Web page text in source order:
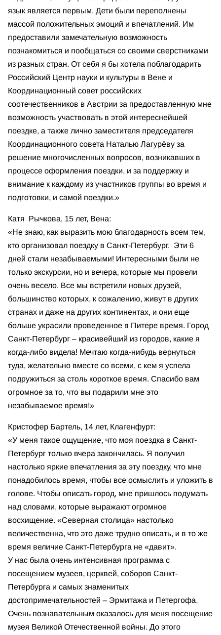
язык является первым. Дети были переполнены
массой положительных эмоций и впечатлений. Им
предоставили замечательную возможность
познакомиться и пообщаться со своими сверстниками
из разных стран. От себя я бы хотела поблагодарить
Российский Центр науки и культуры в Вене и
Координационный совет российских
соотечественников в Австрии за предоставленную мне
возможность участвовать в этой интереснейшей
поездке, а также лично заместителя председателя
Координационного совета Наталью Лагурёву за
решение многочисленных вопросов, возникавших в
процессе оформления поездки, и за поддержку и
внимание к каждому из участников группы во время и
подготовки, и самой поездки.»
Катя Рычкова, 15 лет, Вена:
«Не знаю, как выразить мою благодарность всем тем,
кто организовал поездку в Санкт-Петербург. Эти 6
дней стали незабываемыми! Интересными были не
только экскурсии, но и вечера, которые мы провели
очень весело. Все мы встретили новых друзей,
большинство которых, к сожалению, живут в других
странах и даже на других континентах, и они еще
больше украсили проведенное в Питере время. Город
Санкт-Петербург – красивейший из городов, какие я
когда-либо видела! Мечтаю когда-нибудь вернуться
туда, желательно вместе со всеми, с кем я успела
подружиться за столь короткое время. Спасибо вам
огромное за то, что вы подарили мне это
незабываемое время!»
Кристофер Бартель, 14 лет, Клагенфурт:
«У меня такое ощущение, что моя поездка в Санкт-
Петербург только вчера закончилась. Я получил
настолько яркие впечатления за эту поездку, что мне
понадобилось время, чтобы все осмыслить и уложить в
голове. Чтобы описать город, мне пришлось подумать
над словами, которые выражают огромное
восхищение. «Северная столица» настолько
величественна, что это даже трудно описать, и в то же
время величие Санкт-Петербурга не «давит».
У нас была очень интенсивная программа с
посещением музеев, церквей, соборов Санкт-
Петербурга и самых знаменитых
достопримечательностей – Эрмитажа и Петергофа.
Очень познавательным оказалось для меня посещение
музея Великой Отечественной войны. До этого